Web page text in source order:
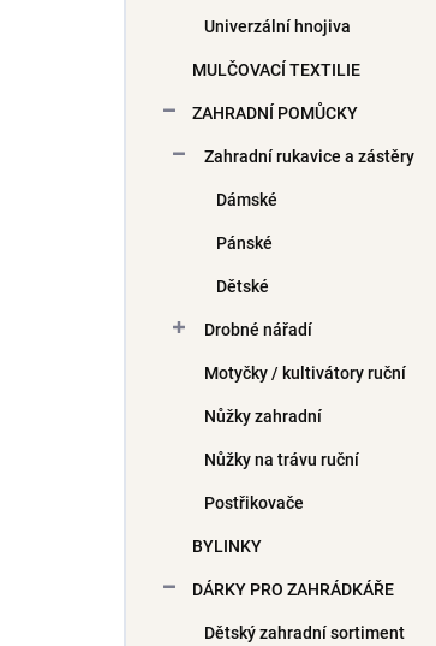
Univerzální hnojiva
MULČOVACÍ TEXTILIE
ZAHRADNÍ POMŮCKY
Zahradní rukavice a zástěry
Dámské
Pánské
Dětské
Drobné nářadí
Motyčky / kultivátory ruční
Nůžky zahradní
Nůžky na trávu ruční
Postřikovače
BYLINKY
DÁRKY PRO ZAHRÁDKÁŘE
Dětský zahradní sortiment